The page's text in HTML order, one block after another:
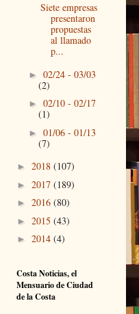
Siete empresas
presentaron
propuestas
al llamado
p...
► 02/24 - 03/03
(2)
► 02/10 - 02/17
(1)
► 01/06 - 01/13
(7)
► 2018 (107)
► 2017 (189)
► 2016 (80)
► 2015 (43)
► 2014 (4)
Costa Noticias, el
Mensuario de Ciudad
de la Costa